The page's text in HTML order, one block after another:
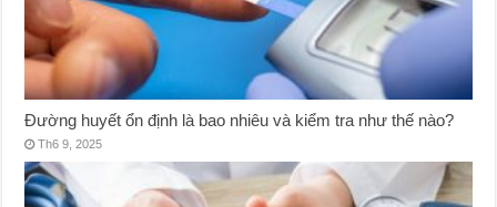
Đường huyết ổn định là bao nhiêu và kiểm tra như thế nào?
Th6 9, 2025